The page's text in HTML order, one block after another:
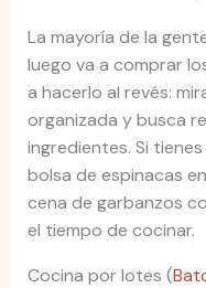
La mayoría de la
luego va a comprar
a hacerlo al revés:
organizada y busca
ingredientes. Si
bolsa de espinacas
cena de garbanzos
el tiempo de cocinar.
Cocina por lotes (